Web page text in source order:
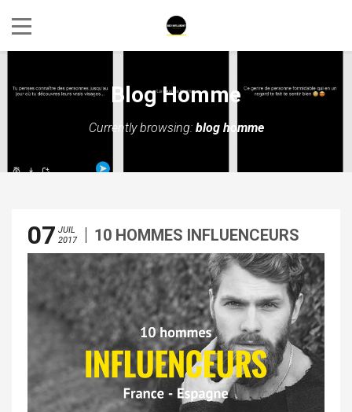
Blog Homme
Currently browsing: blog homme
07 JUIL
2017
10 HOMMES INFLUENCEURS